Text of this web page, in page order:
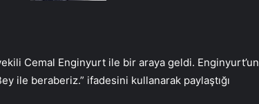
Cemal Enginyurt ile bir araya geldi. Enginyurt’un
ile beraberiz.” ifadesini kullanarak paylaştığı